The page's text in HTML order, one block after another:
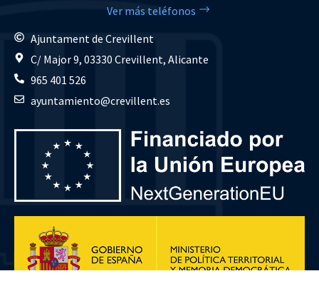
Ver más teléfonos
Ajuntament de Crevillent
C/ Major 9, 03330 Crevillent, Alicante
965 401 526
ayuntamiento@crevillent.es